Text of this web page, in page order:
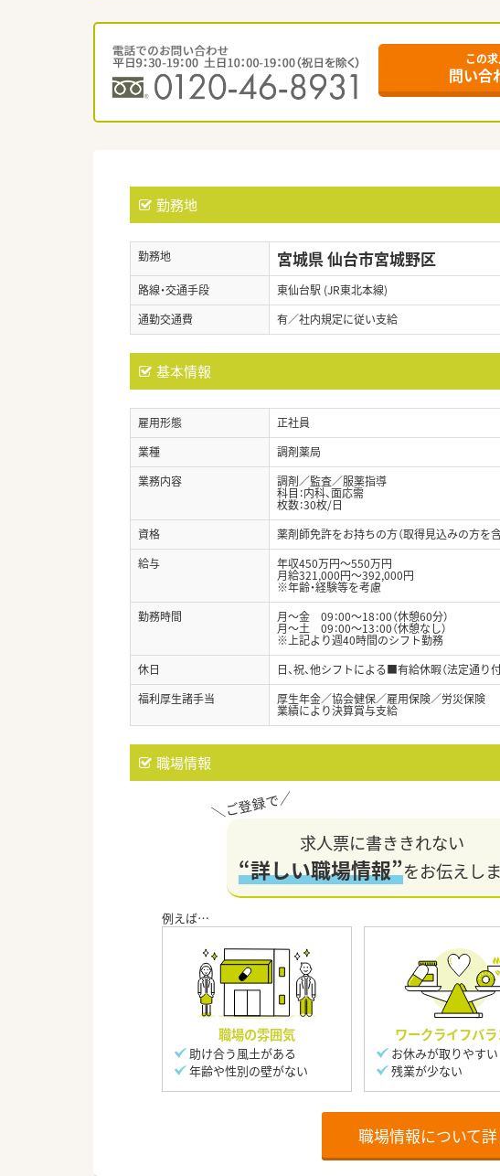
この
問い合
勤務地
勤務地 宮城県 仙台市宮城野区
路線・交通手段
東仙台駅 (JR東北本線)
通勤交通費
有／社内規定に従い支給
基本情報
雇用形態
正社員
業種
調剤薬局
業務内容
調剤／監査／服薬指導
科目：内科、面応需
枚数：30枚/日
資格
薬剤師免許をお持ちの方（取得見込みの方を含
給与
年収450万円～550万円
月給321,000円～392,000円
※年齢・経験等を考慮
勤務時間
月～金 09：00～18：00（休憩60分）
月～土 09：00～13：00（休憩なし）
※上記より週40時間のシフト勤務
休日
日、祝、他シフトによる■有給休暇（法定
福利厚生諸手当
厚生年金／協会健保／雇用保険／労災保険
業績により決算賞与支給
職場情報
求人票に書ききれない
“詳しい職場情報”をお伝えしま
職場の雰囲気
助け合う風土がある
年齢や性別の壁がない
ワークライフバ
お休みが取りやすい
残業が少ない
職場情報について詳